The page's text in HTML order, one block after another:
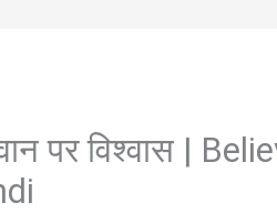
पर विश्वास |